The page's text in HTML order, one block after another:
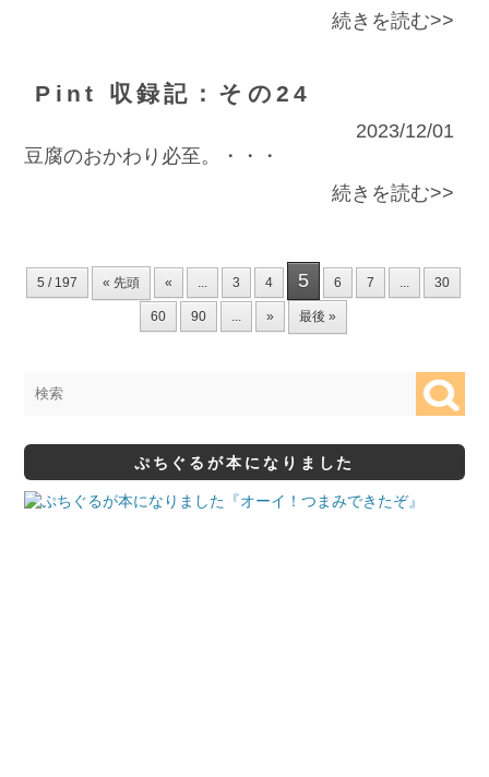
続きを読む>>
Pint 収録記：その24
2023/12/01
豆腐のおかわり必至。・・・
続きを読む>>
5 / 197 « 先頭 « ... 3 4 5 6 7 ... 30
60 90 ... » 最後 »
ぷちぐるが本になりました